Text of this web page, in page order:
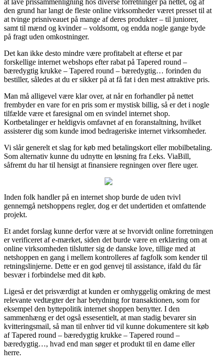
den grund har langt de fleste online virksomheder været presset til at
at tvinge prisniveauet på mange af deres produkter – til juniorer,
samt til mænd og kvinder – voldsomt, og endda nogle gange byde
på fragt uden omkostninger.
Det kan ikke desto mindre være profitabelt at efterse et par
forskellige internet webshops efter rabat på Tapered round –
bæredygtig krukke – Tapered round – bæredygtig… forinden du
bestiller, således at du er sikker på at få fat i den mest attraktive pris.
Man må alligevel være klar over, at når en forhandler på nettet
frembyder en vare for en pris som er mystisk billig, så er det i nogle
tilfælde være et faresignal om en svindel internet shop.
Kortbetalinger er heldigvis omfavnet af en foranstaltning, hvilket
assisterer dig som kunde imod bedrageriske internet virksomheder.
Vi slår generelt et slag for køb med betalingskort eller mobilbetaling.
Som alternativ kunne du udnytte en løsning fra f.eks. ViaBill,
såfremt du har til hensigt at finansiere regningen over flere uger.
Inden folk handler på en internet shop burde de uden tvivl
gennemgå netshoppens regler, dog er det undertiden et omfattende
projekt.
Et andet forslag kunne derfor være at se hvorvidt online forretningen
er verificeret af e-mærket, siden det burde være en erklæring om at
online virksomheden tilslutter sig de danske love, tillige med at
netshoppen en gang i mellem kontrolleres af fagfolk som kender til
retningslinjerne. Dette er en god genvej til assistance, ifald du får
besvær i forbindelse med dit køb.
Ligeså er det prisværdigt at kunden er omhyggelig omkring de mest
relevante vedtægter der har betydning for transaktionen, som for
eksempel den byttepolitik internet shoppen benytter. I den
sammenhæng er det også essesentielt, at man stadig bevarer sin
kvitteringsmail, så man til enhver tid vil kunne dokumentere sit køb
af Tapered round – bæredygtig krukke – Tapered round –
bæredygtig…, hvad end man søger et produkt til en dame eller
herre.